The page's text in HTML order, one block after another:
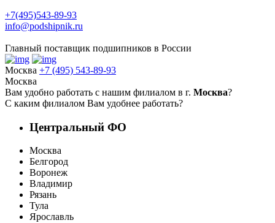
+7(495)543-89-93
info@podshipnik.ru
Главный поставщик подшипников в России
Москва +7 (495) 543-89-93
Москва
Вам удобно работать с нашим филиалом в г. Москва?
С каким филиалом Вам удобнее работать?
Центральный ФО
Москва
Белгород
Воронеж
Владимир
Рязань
Тула
Ярославль